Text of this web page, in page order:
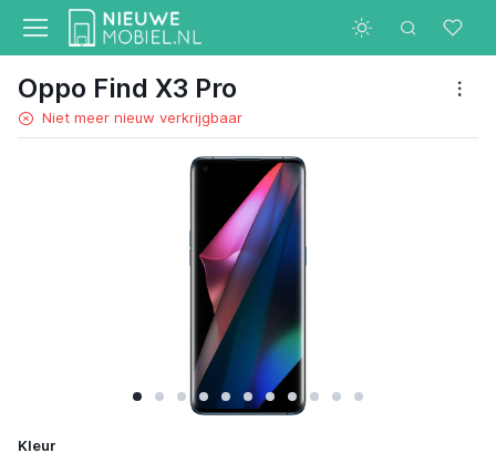
Oppo Find X3 Pro
Niet meer nieuw verkrijgbaar
Kleur